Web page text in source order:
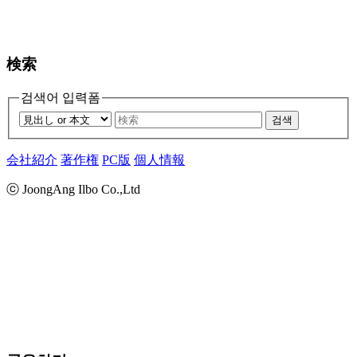
検索
검색어 입력폼
검색
会社紹介 著作権 PC版 個人情報
ⓒ JoongAng Ilbo Co.,Ltd